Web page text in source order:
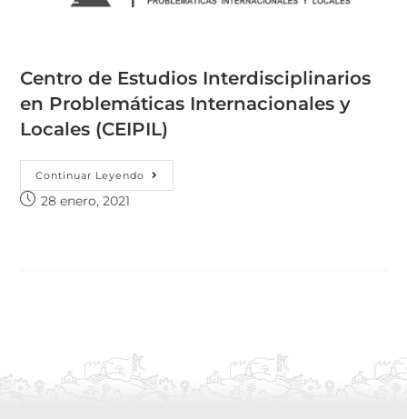
Centro de Estudios Interdisciplinarios
en Problemáticas Internacionales y
Locales (CEIPIL)
Continuar Leyendo
28 enero, 2021